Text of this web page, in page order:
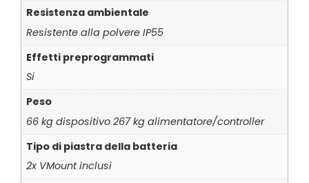
Resistenza ambientale
Resistente alla polvere IP55
Effetti preprogrammati
Si
Peso
66 kg dispositivo 267 kg alimentatore/controller
Tipo di piastra della batteria
2x VMount inclusi